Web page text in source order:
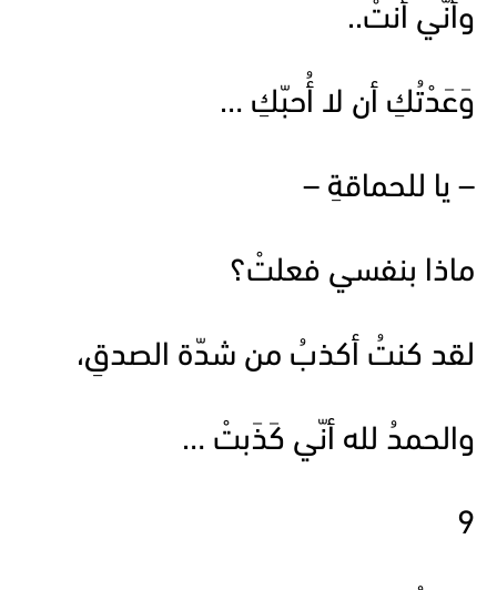
وأنّي أنتْ..
وَعَدْتُكِ أن لا أُحبّكِ …
– يا للحماقةِ –
ماذا بنفسي فعلتْ؟
لقد كنتُ أكذبُ من شدّة الصدقِ،
والحمدُ لله أنّي كَذَبتْ …
9